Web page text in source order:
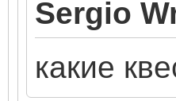
Sergio
какие